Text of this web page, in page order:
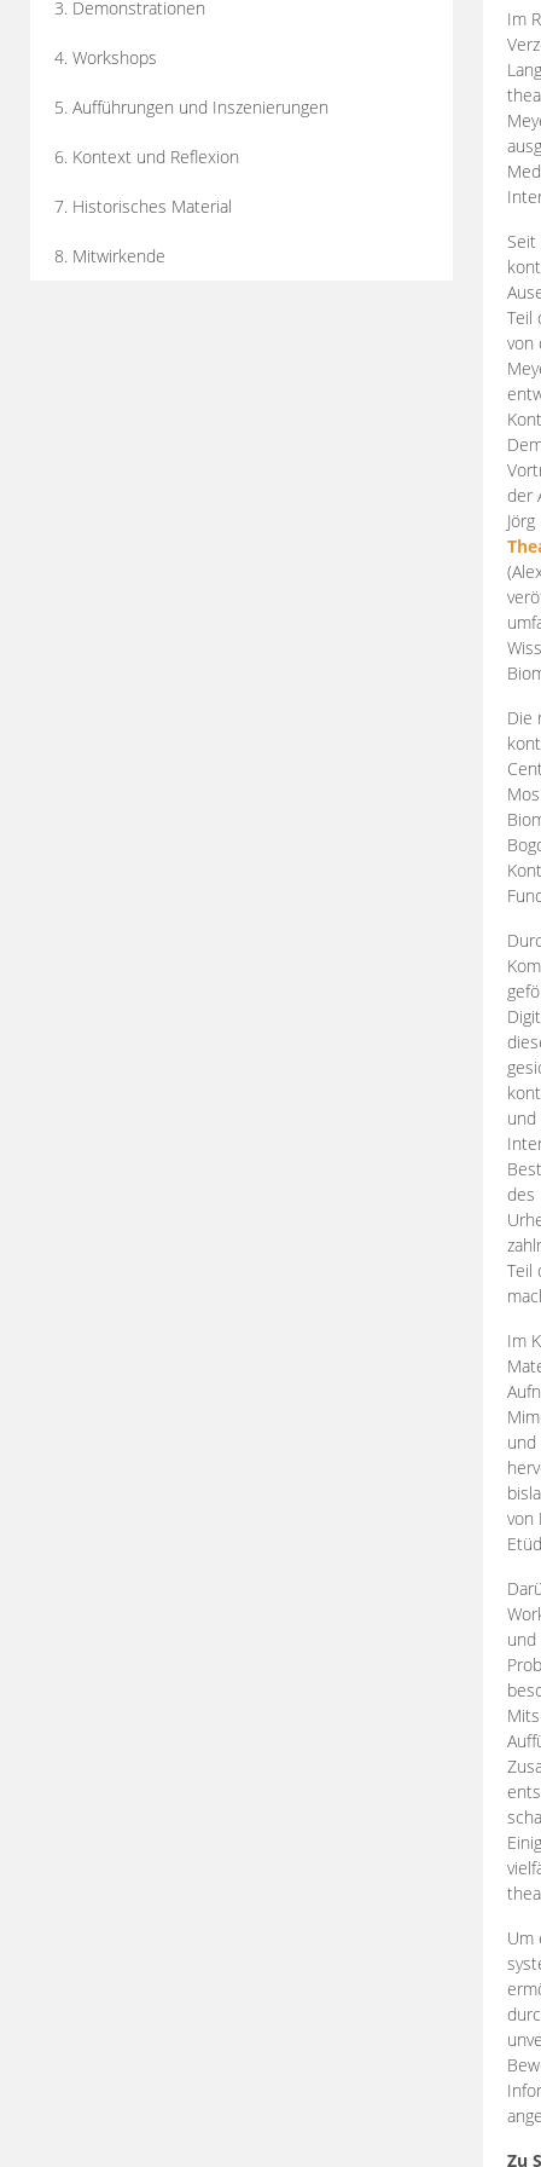
3. Demonstrationen
4. Workshops
5. Aufführungen und Inszenierungen
6. Kontext und Reflexion
7. Historisches Material
8. Mitwirkende
Im
Teil
von
der
Die
des
Teil
Im
und
von
und
Um
Zu